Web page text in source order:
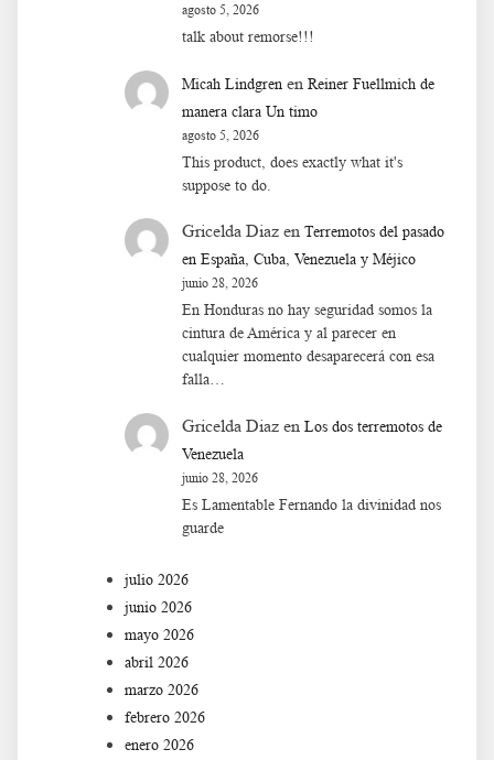
agosto 5, 2026
talk about remorse!!!
Micah Lindgren en Reiner Fuellmich de
manera clara Un timo
agosto 5, 2026
This product, does exactly what it's
suppose to do.
Gricelda Diaz en Terremotos del pasado
en España, Cuba, Venezuela y Méjico
junio 28, 2026
En Honduras no hay seguridad somos la
cintura de América y al parecer en
cualquier momento desaparecerá con esa
falla…
Gricelda Diaz en Los dos terremotos de
Venezuela
junio 28, 2026
Es Lamentable Fernando la divinidad nos
guarde
julio 2026
junio 2026
mayo 2026
abril 2026
marzo 2026
febrero 2026
enero 2026